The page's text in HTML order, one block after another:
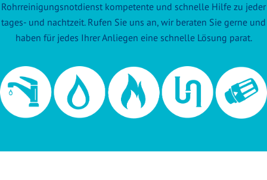
Rohrreinigungsnotdienst kompetente und schnelle Hilfe zu jeder
tages- und nachtzeit. Rufen Sie uns an, wir beraten Sie gerne und
haben für jedes Ihrer Anliegen eine schnelle Lösung parat.